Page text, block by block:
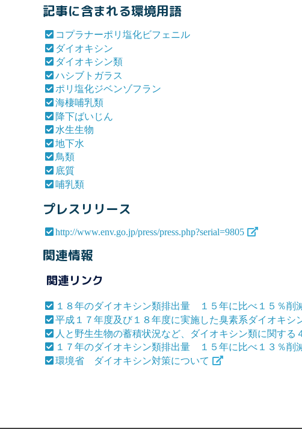
記事に含まれる環境用語
コプラナーポリ塩化ビフェニル
ダイオキシン
ダイオキシン類
ハシブトガラス
ポリ塩化ジベンゾフラン
海棲哺乳類
降下ばいじん
水生生物
地下水
鳥類
底質
哺乳類
プレスリリース
http://www.env.go.jp/press/press.php?serial=9805
関連情報
関連リンク
１８年のダイオキシン類排出量 １５年に比べ１５％削
平成１７年度及び１８年度に実施した臭素系ダイオキシ
人と野生生物の蓄積状況など、ダイオキシン類に関する
１７年のダイオキシン類排出量 １５年に比べ１３％削
環境省 ダイオキシン対策について